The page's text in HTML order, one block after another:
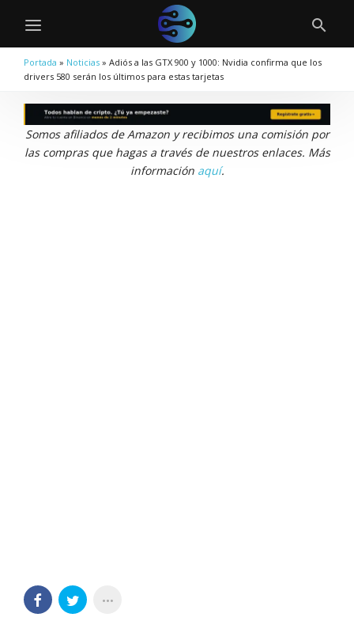
Portada » Noticias » Adiós a las GTX 900 y 1000: Nvidia confirma que los
drivers 580 serán los últimos para estas tarjetas
Somos afiliados de Amazon y recibimos una comisión por
las compras que hagas a través de nuestros enlaces. Más
información aquí.